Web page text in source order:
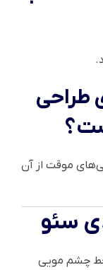
طراحی
موقت از آن
سئو
چشم مویی